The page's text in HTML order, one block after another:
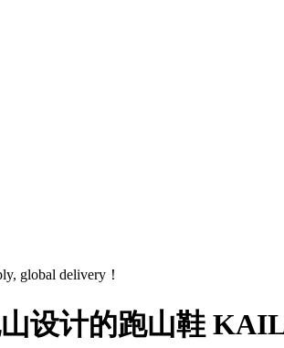
global delivery！
设计的跑山鞋